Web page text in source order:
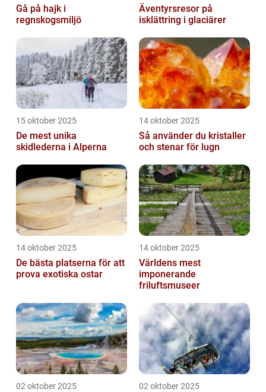
Gå på hajk i
regnskogsmiljö
Äventyrsresor på
isklättring i glaciärer
15 oktober 2025
De mest unika
skidlederna i Alperna
14 oktober 2025
Så använder du kristaller
och stenar för lugn
14 oktober 2025
De bästa platserna för att
prova exotiska ostar
14 oktober 2025
Världens mest
imponerande
friluftsmuseer
02 oktober 2025 02 oktober 2025